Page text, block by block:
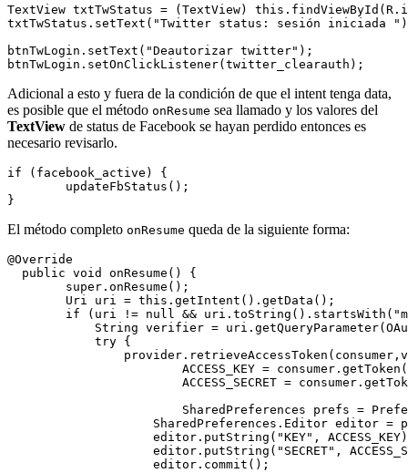
TextView txtTwStatus = (TextView)
txtTwStatus.setText("Twitter status: sesión iniciada
btnTwLogin.setText("Deautorizar twitter");
Adicional a esto y fuera de la condición de que el intent tenga data,
es posible que el método onResume sea llamado y los valores del
TextView de status de Facebook se hayan perdido entonces es
necesario revisarlo.
if (facebook_active) {
El método completo onResume queda de la siguiente forma:
@Override
  public void onResume() {